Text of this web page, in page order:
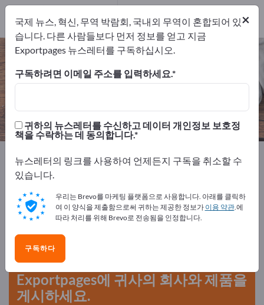
전자레인지 – 제조업체 및 공급업체
찾기
제조업체2
Exportpages 생활/가정용품 & 주거용품
조리장비
전자레인지
Exportpages에서 무료로 광고하세
요!
수요 – 공급 – 중고품 – 비즈니스 연락처 >> 여기서 시작
하세요
Exportpages에 귀사의 회사와 제품을
게시하세요.
×
국제 뉴스, 혁신, 무역 박람회, 국내외 무역이 혼합되어 있
습니다. 다른 사람들보다 먼저 정보를 얻고 지금
Exportpages 뉴스레터를 구독하십시오.
구독하려면 이메일 주소를 입력하세요.
귀하의 뉴스레터를 수신하고 데이터 개인정보 보호정
책을 수락하는 데 동의합니다.
뉴스레터의 링크를 사용하여 언제든지 구독을 취소할 수
있습니다.
우리는 Brevo를 마케팅 플랫폼으로 사용합니다. 아래를 클릭하
여 이 양식을 제출함으로써 귀하는 제공한 정보가 이용 약관.에
따라 처리를 위해 Brevo로 전송됨을 인정합니다.
구독하다